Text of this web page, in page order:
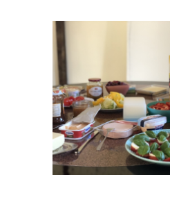
Zeige
grösseres
Bild